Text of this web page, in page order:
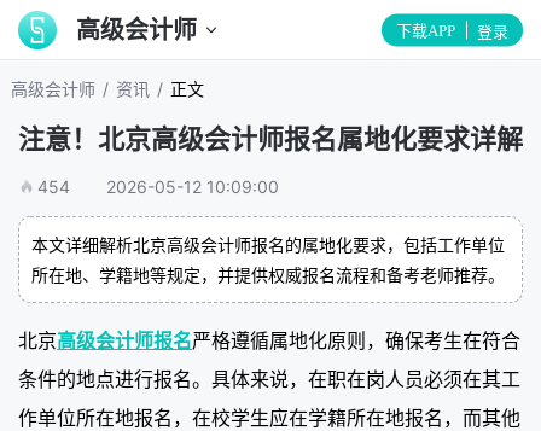
高级会计师 下载APP 登录
高级会计师 / 资讯 / 正文
注意！北京高级会计师报名属地化要求详解
454 2026-05-12 10:09:00
本文详细解析北京高级会计师报名的属地化要求，包括工作单位
所在地、学籍地等规定，并提供权威报名流程和备考老师推荐。
北京高级会计师报名严格遵循属地化原则，确保考生在符合
条件的地点进行报名。具体来说，在职在岗人员必须在其工
作单位所在地报名，在校学生应在学籍所在地报名，而其他